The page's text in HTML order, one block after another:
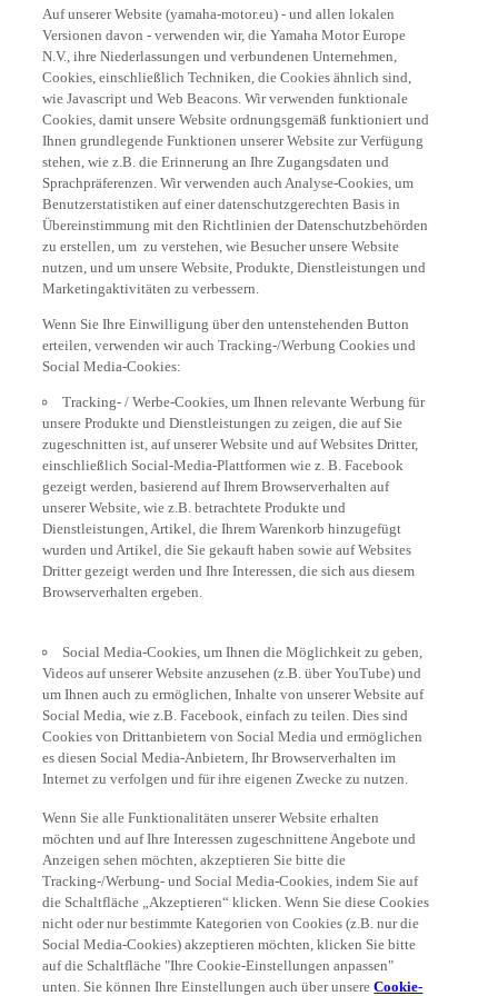
Auf unserer Website (yamaha-motor.eu) - und allen lokalen
Versionen davon - verwenden wir, die Yamaha Motor Europe
N.V., ihre Niederlassungen und verbundenen Unternehmen,
Cookies, einschließlich Techniken, die Cookies ähnlich sind,
wie Javascript und Web Beacons. Wir verwenden funktionale
Cookies, damit unsere Website ordnungsgemäß funktioniert und
Ihnen grundlegende Funktionen unserer Website zur Verfügung
stehen, wie z.B. die Erinnerung an Ihre Zugangsdaten und
Sprachpräferenzen. Wir verwenden auch Analyse-Cookies, um
Benutzerstatistiken auf einer datenschutzgerechten Basis in
Übereinstimmung mit den Richtlinien der Datenschutzbehörden
zu erstellen, um zu verstehen, wie Besucher unsere Website
nutzen, und um unsere Website, Produkte, Dienstleistungen und
Marketingaktivitäten zu verbessern.
Wenn Sie Ihre Einwilligung über den untenstehenden Button
erteilen, verwenden wir auch Tracking-/Werbung Cookies und
Social Media-Cookies:
Tracking- / Werbe-Cookies, um Ihnen relevante Werbung für
unsere Produkte und Dienstleistungen zu zeigen, die auf Sie
zugeschnitten ist, auf unserer Website und auf Websites Dritter,
einschließlich Social-Media-Plattformen wie z. B. Facebook
gezeigt werden, basierend auf Ihrem Browserverhalten auf
unserer Website, wie z.B. betrachtete Produkte und
Dienstleistungen, Artikel, die Ihrem Warenkorb hinzugefügt
wurden und Artikel, die Sie gekauft haben sowie auf Websites
Dritter gezeigt werden und Ihre Interessen, die sich aus diesem
Browserverhalten ergeben.
Social Media-Cookies, um Ihnen die Möglichkeit zu geben,
Videos auf unserer Website anzusehen (z.B. über YouTube) und
um Ihnen auch zu ermöglichen, Inhalte von unserer Website auf
Social Media, wie z.B. Facebook, einfach zu teilen. Dies sind
Cookies von Drittanbietern von Social Media und ermöglichen
es diesen Social Media-Anbietern, Ihr Browserverhalten im
Internet zu verfolgen und für ihre eigenen Zwecke zu nutzen.
Wenn Sie alle Funktionalitäten unserer Website erhalten
möchten und auf Ihre Interessen zugeschnittene Angebote und
Anzeigen sehen möchten, akzeptieren Sie bitte die
Tracking-/Werbung- und Social Media-Cookies, indem Sie auf
die Schaltfläche „Akzeptieren“ klicken. Wenn Sie diese Cookies
nicht oder nur bestimmte Kategorien von Cookies (z.B. nur die
Social Media-Cookies) akzeptieren möchten, klicken Sie bitte
auf die Schaltfläche "Ihre Cookie-Einstellungen anpassen"
unten. Sie können Ihre Einstellungen auch über unsereCookie-